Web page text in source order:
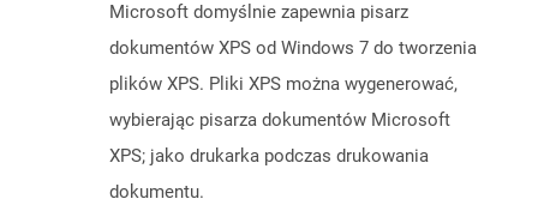
Microsoft domyślnie zapewnia pisarz
dokumentów XPS od Windows 7 do tworzenia
plików XPS. Pliki XPS można wygenerować,
wybierając pisarza dokumentów Microsoft
XPS; jako drukarka podczas drukowania
dokumentu.